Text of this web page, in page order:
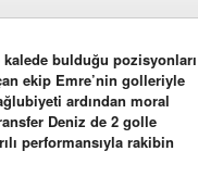
kalede bulduğu pozisyonları
ekip Emre’nin golleriyle
ardından moral
Deniz de 2 golle
performansıyla rakibin